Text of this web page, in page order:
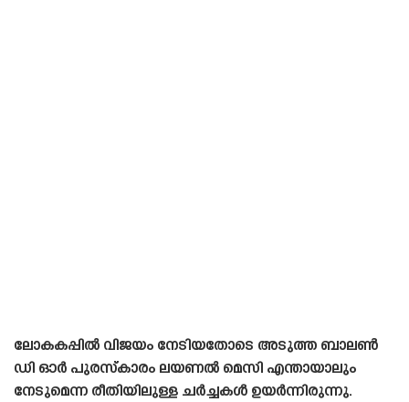
ലോകകപ്പിൽ വിജയം നേടിയതോടെ അടുത്ത ബാലൺ
ഡി ഓർ പുരസ്‌കാരം ലയണൽ മെസി എന്തായാലും
നേടുമെന്ന രീതിയിലുള്ള ചർച്ചകൾ ഉയർന്നിരുന്നു.